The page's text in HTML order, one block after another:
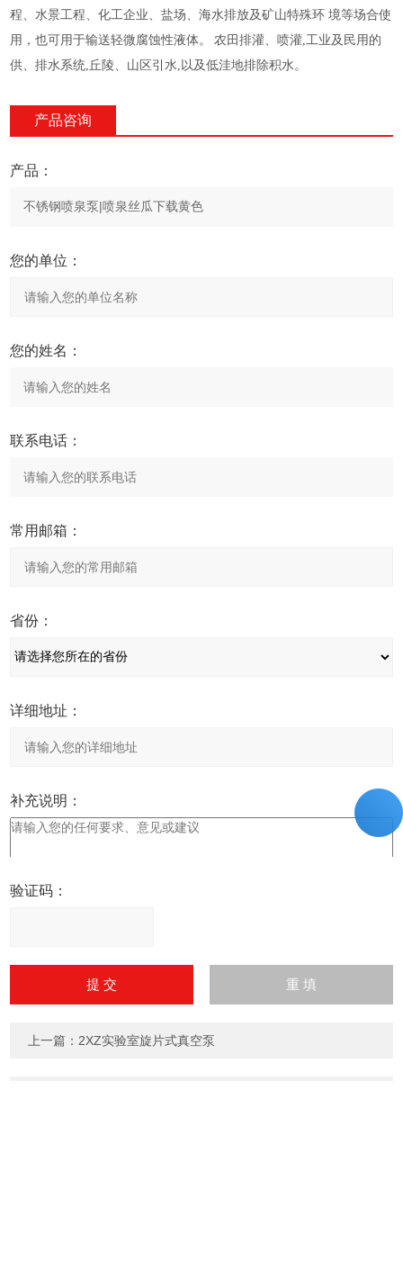
程、水景工程、化工企业、盐场、海水排放及矿山特殊环 境等场合使
用，也可用于输送轻微腐蚀性液体。
农田排灌、喷灌,工业及民用的
供、排水系统, 丘陵、山区引水, 以及低洼地排除积水。
产品咨询
产品：
您的单位：
您的姓名：
联系电话：
常用邮箱：
省份：
详细地址：
补充说明：
验证码：
字），如：三加四=7
上一篇： 2XZ实验室旋片式真空泵